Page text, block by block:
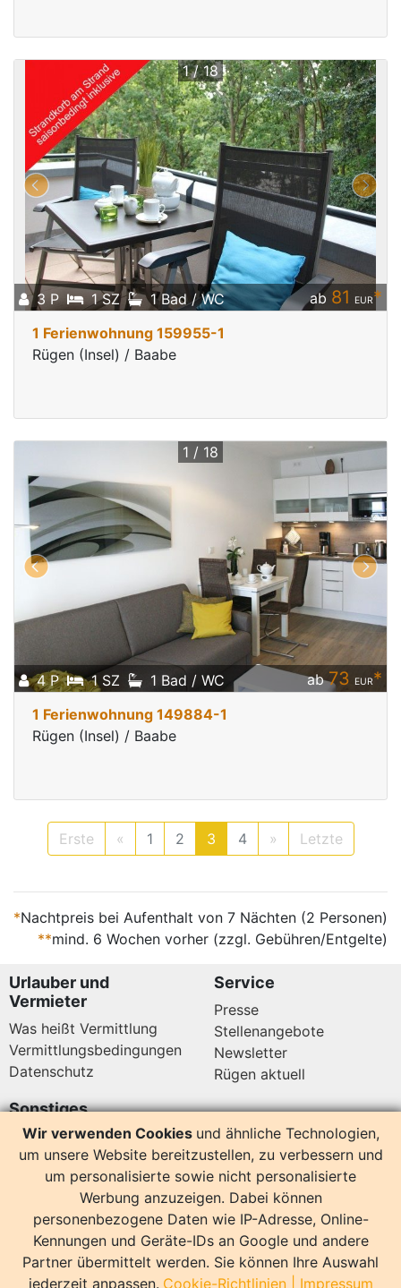
3 P 1 SZ 1 Bad / WC ab 81 EUR*
1 / 18
1 Ferienwohnung 159955-1
Rügen (Insel) / Baabe
4 P 1 SZ 1 Bad / WC ab73 EUR*
1 / 18
1 Ferienwohnung 149884-1
Rügen (Insel) / Baabe
Erste « 1 2 3 4 » Letzte
*Nachtpreis bei Aufenthalt von 7 Nächten (2 Personen)
**mind. 6 Wochen vorher (zzgl. Gebühren/Entgelte)
Urlauber und
Vermieter
Was heißt Vermittlung
Vermittlungsbedingungen
Datenschutz
Service
Presse
Stellenangebote
Newsletter
Rügen aktuell
Sonstiges
Copyright
Impressum
Umgebung
Büro Baabe
Am Inselparadies 2
18586 Baabe
Wir verwenden Cookies und ähnliche Technologien,
um unsere Website bereitzustellen, zu verbessern und
um personalisierte sowie nicht personalisierte
Werbung anzuzeigen. Dabei können
personenbezogene Daten wie IP-Adresse, Online-
Kennungen und Geräte-IDs an Google und andere
Partner übermittelt werden. Sie können Ihre Auswahl
jederzeit anpassen. Cookie-Richtlinien| Impressum